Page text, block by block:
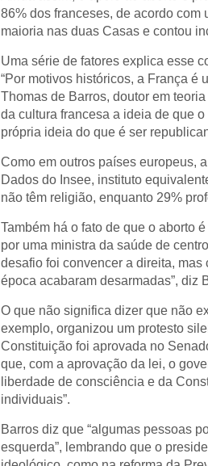
86% dos franceses, de acordo com
maioria nas duas Casas e contou
Uma série de fatores explica esse
“Por motivos históricos, a França é
Thomas de Barros, doutor em
da cultura francesa a ideia de que
própria ideia do que é ser
Como em outros países europeus,
Dados do Insee, instituto
não têm religião, enquanto 29%
Também há o fato de que o aborto
por uma ministra da saúde de
desafio foi convencer a direita,
época acabaram desarmadas”, diz
O que não significa dizer que não
exemplo, organizou um protesto
Constituição foi aprovada no
que, com a aprovação da lei, o
liberdade de consciência e da
individuais”.
Barros diz que “algumas pessoas
esquerda”, lembrando que o